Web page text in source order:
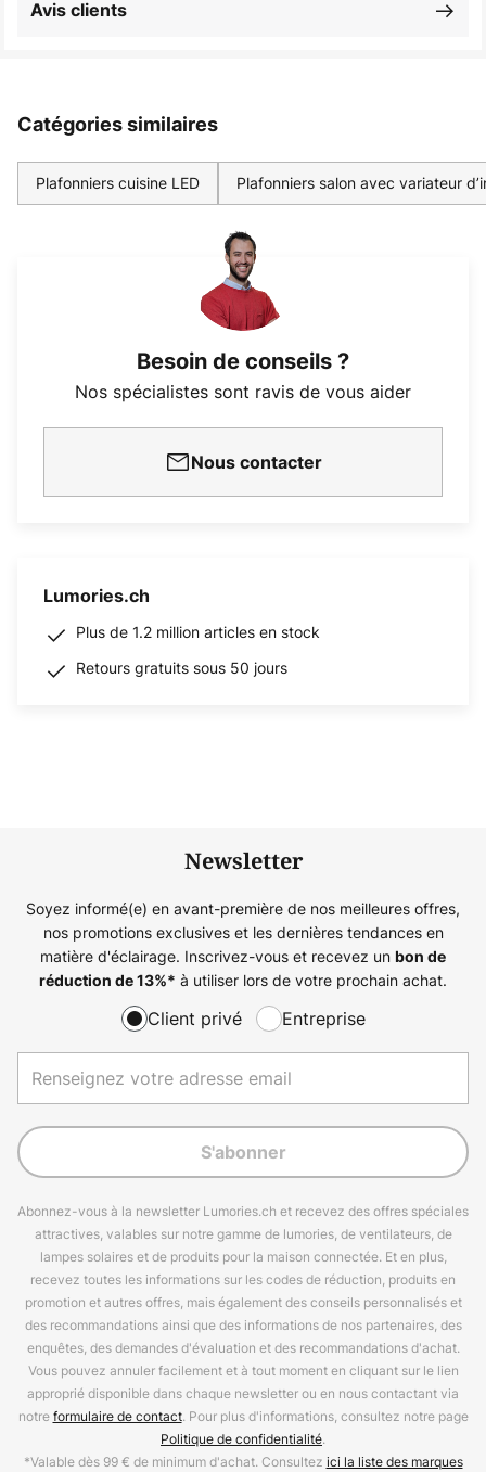
Avis clients
Catégories similaires
Plafonniers cuisine LED Plafonniers salon avec variateur
Besoin de conseils ?
Nos spécialistes sont ravis de vous aider
Nous contacter
Lumories.ch
Plus de 1.2 million articles en stock
Retours gratuits sous 50 jours
Newsletter
Soyez informé(e) en avant-première de nos meilleures offres,
nos promotions exclusives et les dernières tendances en
matière d'éclairage. Inscrivez-vous et recevez un bon de
réduction de13%* à utiliser lors de votre prochain achat.
Client privé Entreprise
S'abonner
Abonnez-vous à la newsletter Lumories.ch et recevez des offres spéciales
attractives, valables sur notre gamme de lumories, de ventilateurs, de
lampes solaires et de produits pour la maison connectée. Et en plus,
recevez toutes les informations sur les codes de réduction, produits en
promotion et autres offres, mais également des conseils personnalisés et
des recommandations ainsi que des informations de nos partenaires, des
enquêtes, des demandes d'évaluation et des recommandations d'achat.
Vous pouvez annuler facilement et à tout moment en cliquant sur le lien
approprié disponible dans chaque newsletter ou en nous contactant via
notreformulaire de contact. Pour plus d'informations, consultez notre page
Politique de confidentialité.
*Valable dès 99 € de minimum d'achat. Consultez ici la liste des marques